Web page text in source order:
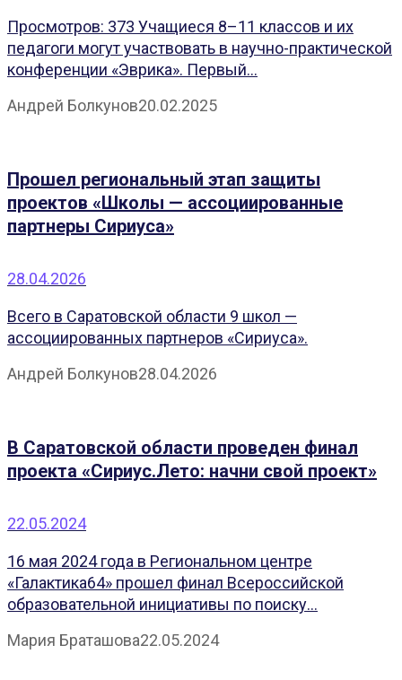
Просмотров: 373 Учащиеся 8–11 классов и их
педагоги могут участвовать в научно-практической
конференции «Эврика». Первый...
Андрей Болкунов20.02.2025
Прошел региональный этап защиты
проектов «Школы — ассоциированные
партнеры Сириуса»
28.04.2026
Всего в Саратовской области 9 школ —
ассоциированных партнеров «Сириуса».
Андрей Болкунов28.04.2026
В Саратовской области проведен финал
проекта «Сириус.Лето: начни свой проект»
22.05.2024
16 мая 2024 года в Региональном центре
«Галактика64» прошел финал Всероссийской
образовательной инициативы по поиску...
Мария Браташова22.05.2024